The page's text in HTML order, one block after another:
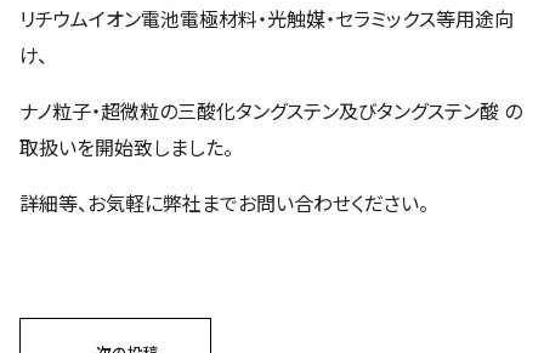
リチウムイオン電池電極材料・光触媒・セラミックス等用途向
け、
ナノ粒子・超微粒の三酸化タングステン及びタングステン酸 の
取扱いを開始致しました。
詳細等、お気軽に弊社までお問い合わせください。